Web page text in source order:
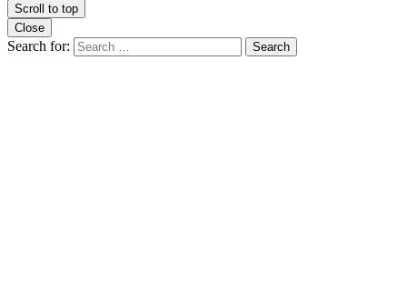
Scroll to top
Close
Search for: Search